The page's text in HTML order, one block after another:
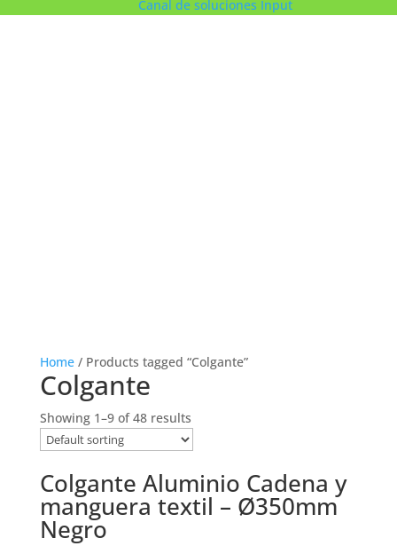
Canal de soluciones Input
Home/ Products tagged “Colgante”
Colgante
Showing 1–9 of 48 results
Colgante Aluminio Cadena y
manguera textil – Ø350mm
Negro